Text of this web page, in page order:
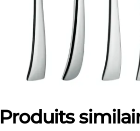
Produits